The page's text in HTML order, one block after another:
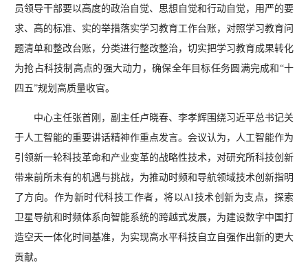
员领导干部要以高度的政治自觉、思想自觉和行动自觉，用严的要
求、高的标准、实的举措落实学习教育工作台账，对照学习教育问
题清单和整改台账，分类进行整改整治，切实把学习教育成果转化
为抢占科技制高点的强大动力，确保全年目标任务圆满完成和“十
四五”规划高质量收官。
中心主任张首刚，副主任卢晓春、李孝辉围绕习近平总书记关
于人工智能的重要讲话精神作重点发言。会议认为，人工智能作为
引领新一轮科技革命和产业变革的战略性技术，对研究所科技创新
带来前所未有的机遇与挑战，为推动时频和导航领域技术创新指明
了方向。作为新时代科技工作者，将以AI技术创新为支点，探索
卫星导航和时频体系向智能系统的跨越式发展，为建设数字中国打
造空天一体化时间基准，为实现高水平科技自立自强作出新的更大
贡献。